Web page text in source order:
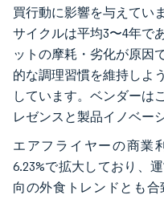
買行動に影響を与えてい
サイクルは平均3〜4年で
ットの摩耗・劣化が原因
的な調理習慣を維持しよ
しています。ベンダーは
レゼンスと製品イノベー
エアフライヤーの商業
6.23%で拡大しており、
向の外食トレンドとも